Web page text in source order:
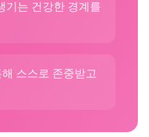
기는 건강한 경계를
스스로 존중받고